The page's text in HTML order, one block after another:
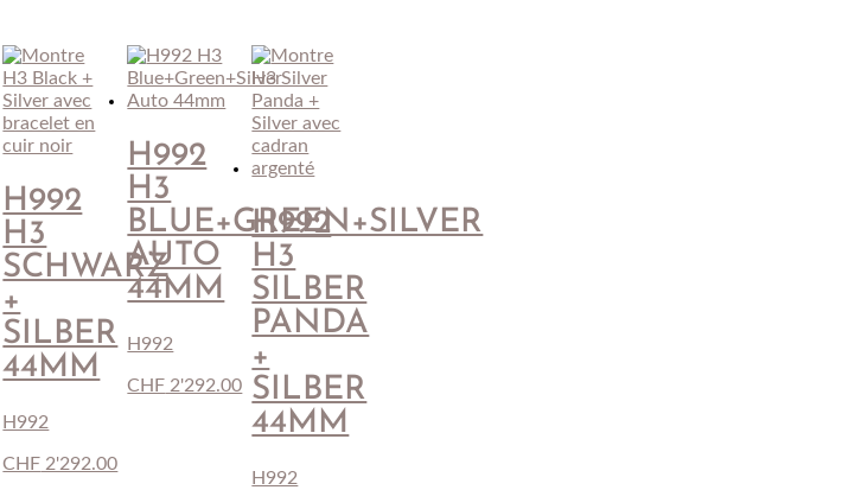
H992
H3
SCHWARZ
+
SILBER
44MM
H992
CHF 2'292.00
H992
H3
BLUE+GREEN+SILVER
AUTO
44MM
H992
CHF 2'292.00
H992
H3
SILBER
PANDA
+
SILBER
44MM
H992